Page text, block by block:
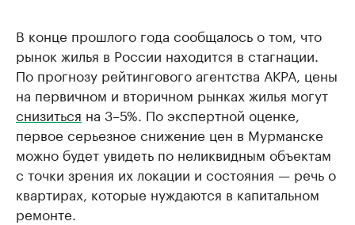
В конце прошлого года сообщалось о том, что
рынок жилья в России находится в стагнации.
По прогнозу рейтингового агентства АКРА, цены
на первичном и вторичном рынках жилья могут
снизиться на 3–5%. По экспертной оценке,
первое серьезное снижение цен в Мурманске
можно будет увидеть по неликвидным объектам
с точки зрения их локации и состояния — речь о
квартирах, которые нуждаются в капитальном
ремонте.